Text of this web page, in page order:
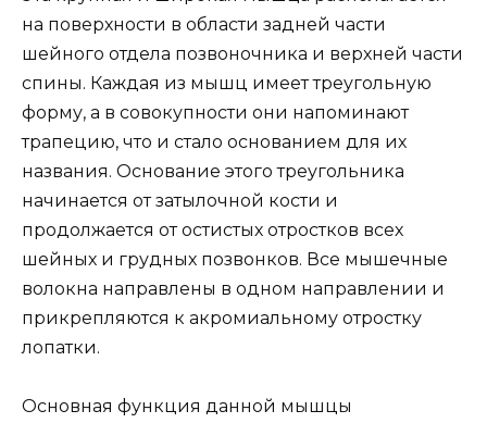
на поверхности в области задней части
шейного отдела позвоночника и верхней части
спины. Каждая из мышц имеет треугольную
форму, а в совокупности они напоминают
трапецию, что и стало основанием для их
названия. Основание этого треугольника
начинается от затылочной кости и
продолжается от остистых отростков всех
шейных и грудных позвонков. Все мышечные
волокна направлены в одном направлении и
прикрепляются к акромиальному отростку
лопатки.
Основная функция данной мышцы